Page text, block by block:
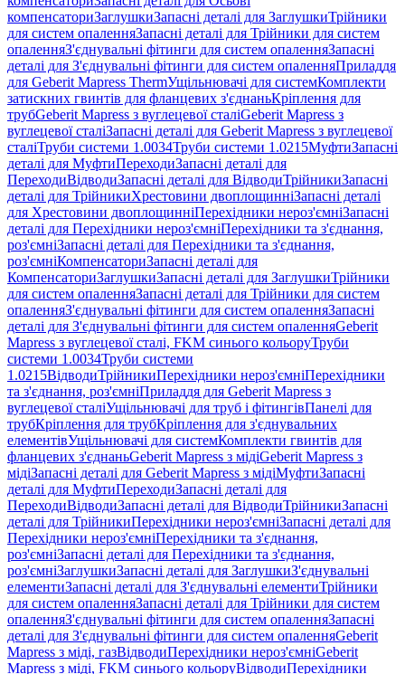
компенсаториЗаглушкиЗапасні деталі для ЗаглушкиТрійники
для систем опаленняЗапасні деталі для Трійники для систем
опаленняЗ'єднувальні фітинги для систем опаленняЗапасні
деталі для З'єднувальні фітинги для систем опаленняПриладдя
для Geberit Mapress ThermУщільнювачі для системКомплекти
затискних гвинтів для фланцевих з'єднаньКріплення для
трубGeberit Mapress з вуглецевої сталіGeberit Mapress з
вуглецевої сталіЗапасні деталі для Geberit Mapress з вуглецевої
сталіТруби системи 1.0034Труби системи 1.0215МуфтиЗапасні
деталі для МуфтиПереходиЗапасні деталі для
ПереходиВідводиЗапасні деталі для ВідводиТрійникиЗапасні
деталі для ТрійникиХрестовини двоплощинніЗапасні деталі
для Хрестовини двоплощинніПерехідники нероз'ємніЗапасні
деталі для Перехідники нероз'ємніПерехідники та з'єднання,
роз'ємніЗапасні деталі для Перехідники та з'єднання,
роз'ємніКомпенсаториЗапасні деталі для
КомпенсаториЗаглушкиЗапасні деталі для ЗаглушкиТрійники
для систем опаленняЗапасні деталі для Трійники для систем
опаленняЗ'єднувальні фітинги для систем опаленняЗапасні
деталі для З'єднувальні фітинги для систем опаленняGeberit
Mapress з вуглецевої сталі, FKM синього кольоруТруби
системи 1.0034Труби системи
1.0215ВідводиТрійникиПерехідники нероз'ємніПерехідники
та з'єднання, роз'ємніПриладдя для Geberit Mapress з
вуглецевої сталіУщільнювачі для труб і фітингівПанелі для
трубКріплення для трубКріплення для з'єднувальних
елементівУщільнювачі для системКомплекти гвинтів для
фланцевих з'єднаньGeberit Mapress з мідіGeberit Mapress з
мідіЗапасні деталі для Geberit Mapress з мідіМуфтиЗапасні
деталі для МуфтиПереходиЗапасні деталі для
ПереходиВідводиЗапасні деталі для ВідводиТрійникиЗапасні
деталі для ТрійникиПерехідники нероз'ємніЗапасні деталі для
Перехідники нероз'ємніПерехідники та з'єднання,
роз'ємніЗапасні деталі для Перехідники та з'єднання,
роз'ємніЗаглушкиЗапасні деталі для ЗаглушкиЗ'єднувальні
елементиЗапасні деталі для З'єднувальні елементиТрійники
для систем опаленняЗапасні деталі для Трійники для систем
опаленняЗ'єднувальні фітинги для систем опаленняЗапасні
деталі для З'єднувальні фітинги для систем опаленняGeberit
Mapress з міді, газВідводиПерехідники нероз'ємніGeberit
Mapress з міді, FKM синього кольоруВідводиПерехідники